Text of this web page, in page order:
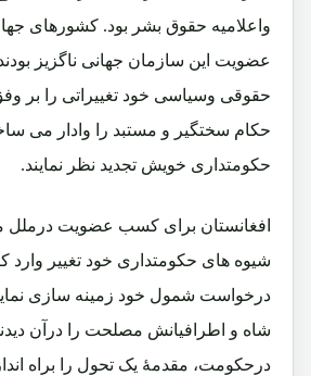
واعلامیه حقوق بشر بود. کشورهای
عضویت این سازمان جهانی ناگزیز
حقوقی وسیاسی خود تغییراتی را بر وفق
حکام سختگیر و مستبد را وادار می
حکومتداری خویش تجدید نظر نمایند.
افغانستان برای کسب عضویت درملل
شیوه های حکومتداری خود تغییر وارد
درخواست شمول خود زمینه سازی
شاه و اطرافیانش مصلحت را درآن دیدند
درحکومت، مقدمۀ یک تحول را براه